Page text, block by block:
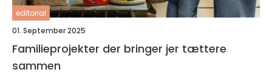
editorial
01. September 2025
Familieprojekter der bringer jer tættere
sammen